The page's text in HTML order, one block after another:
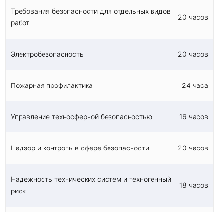
Требования безопасности для отдельных видов
работ
20 часов
Электробезопасность 20 часов
Пожарная профилактика 24 часа
Управление техносферной безопасностью 16 часов
Надзор и контроль в сфере безопасности 20 часов
Надежность технических систем и техногенный
риск
18 часов